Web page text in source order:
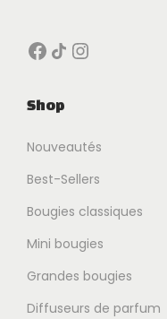
Facebook Icône de partage Instagram
Shop
Nouveautés
Best-Sellers
Bougies classiques
Mini bougies
Grandes bougies
Diffuseurs de parfum